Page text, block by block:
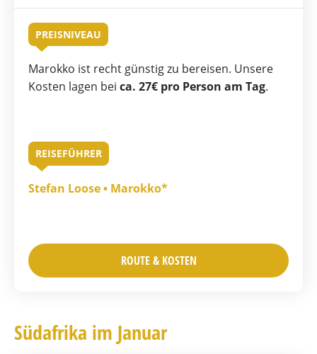
PREISNIVEAU
Marokko ist recht günstig zu bereisen. Unsere
Kosten lagen bei ca. 27€ pro Person am Tag.
REISEFÜHRER
Stefan Loose • Marokko*
ROUTE & KOSTEN
Südafrika im Januar